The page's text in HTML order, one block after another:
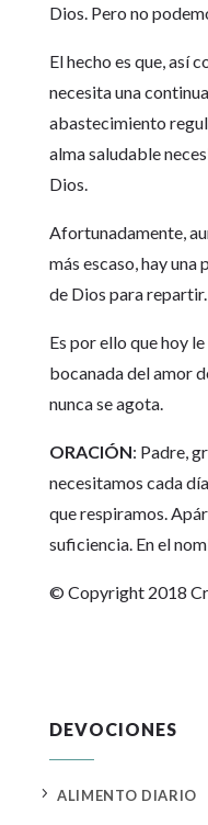
Dios. Pero no
El hecho es que, así
necesita una
abastecimiento
alma saludable
Dios.
Afortunadamente,
más escaso, hay
de Dios para repartir.
Es por ello que hoy
bocanada del amor
nunca se agota.
ORACIÓN: Padre,
necesitamos cada
que respiramos.
suficiencia. En el
© Copyright 2018
DEVOCIONES
5 ALIMENTO DIARIO